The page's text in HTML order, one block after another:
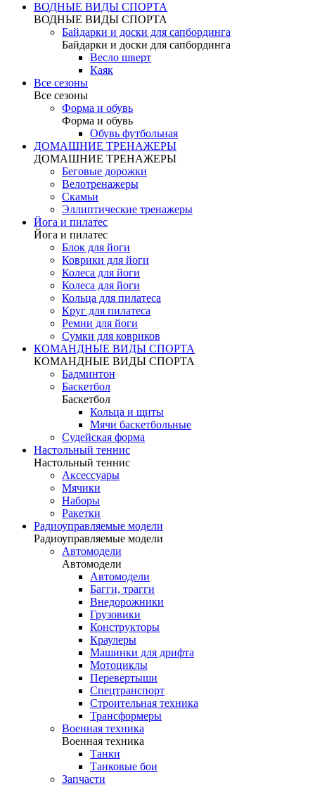
ВОДНЫЕ ВИДЫ СПОРТА
ВОДНЫЕ ВИДЫ СПОРТА
Байдарки и доски для сапбординга
Байдарки и доски для сапбординга
Весло шверт
Каяк
Все сезоны
Все сезоны
Форма и обувь
Форма и обувь
Обувь футбольная
ДОМАШНИЕ ТРЕНАЖЕРЫ
ДОМАШНИЕ ТРЕНАЖЕРЫ
Беговые дорожки
Велотренажеры
Скамьи
Эллиптические тренажеры
Йога и пилатес
Йога и пилатес
Блок для йоги
Коврики для йоги
Колеса для йоги
Колеса для йоги
Кольца для пилатеса
Круг для пилатеса
Ремни для йоги
Сумки для ковриков
КОМАНДНЫЕ ВИДЫ СПОРТА
КОМАНДНЫЕ ВИДЫ СПОРТА
Бадминтон
Баскетбол
Баскетбол
Кольца и щиты
Мячи баскетбольные
Судейская форма
Настольный теннис
Настольный теннис
Аксессуары
Мячики
Наборы
Ракетки
Радиоуправляемые модели
Радиоуправляемые модели
Автомодели
Автомодели
Автомодели
Багги, трагги
Внедорожники
Грузовики
Конструкторы
Краулеры
Машинки для дрифта
Мотоциклы
Перевертыши
Спецтранспорт
Строительная техника
Трансформеры
Военная техника
Военная техника
Танки
Танковые бои
Запчасти